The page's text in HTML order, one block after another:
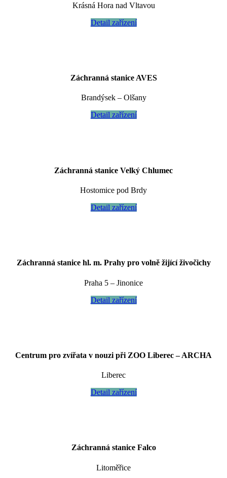
Krásná Hora nad Vltavou
Detail zařízení
Záchranná stanice AVES
Brandýsek – Olšany
Detail zařízení
Záchranná stanice Velký Chlumec
Hostomice pod Brdy
Detail zařízení
Záchranná stanice hl. m. Prahy pro volně žijící živočichy
Praha 5 – Jinonice
Detail zařízení
Centrum pro zvířata v nouzi při ZOO Liberec – ARCHA
Liberec
Detail zařízení
Záchranná stanice Falco
Litoměřice